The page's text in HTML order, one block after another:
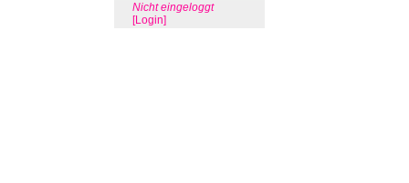
Nicht eingeloggt
[Login]